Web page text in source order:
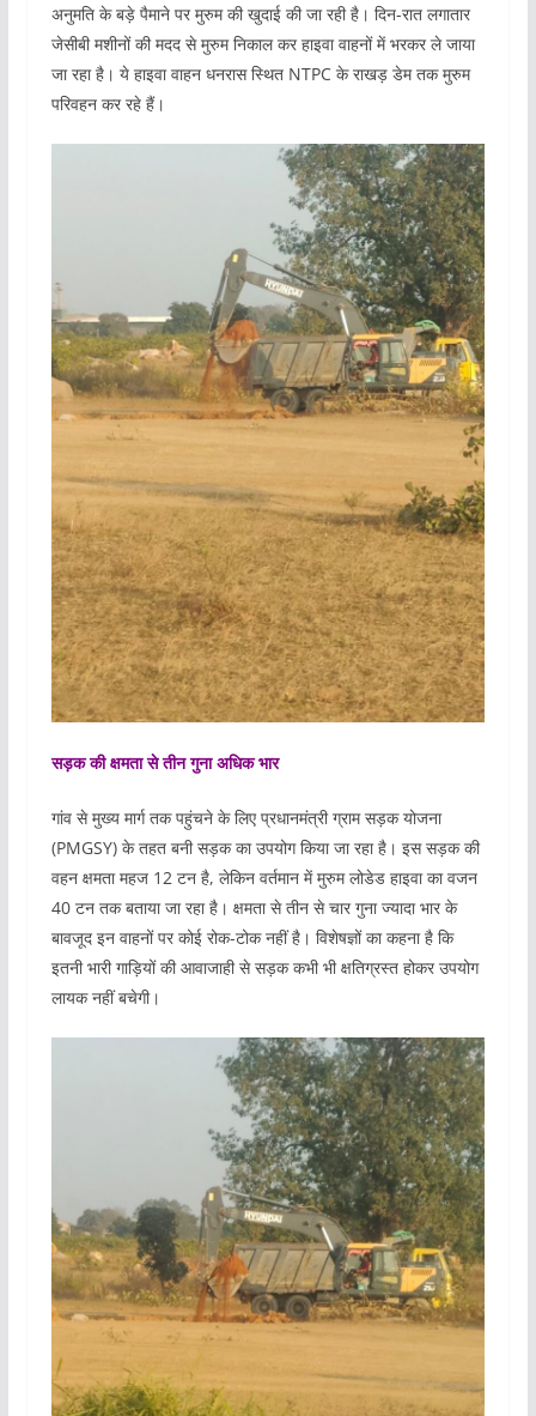
अनुमति के बड़े पैमाने पर मुरुम की खुदाई की जा रही है। दिन-रात लगातार
जेसीबी मशीनों की मदद से मुरुम निकाल कर हाइवा वाहनों में भरकर ले जाया
जा रहा है। ये हाइवा वाहन धनरास स्थित NTPC के राखड़ डेम तक मुरुम
परिवहन कर रहे हैं।
सड़क की क्षमता से तीन गुना अधिक भार
गांव से मुख्य मार्ग तक पहुंचने के लिए प्रधानमंत्री ग्राम सड़क योजना
(PMGSY) के तहत बनी सड़क का उपयोग किया जा रहा है। इस सड़क की
वहन क्षमता महज 12 टन है, लेकिन वर्तमान में मुरुम लोडेड हाइवा का वजन
40 टन तक बताया जा रहा है। क्षमता से तीन से चार गुना ज्यादा भार के
बावजूद इन वाहनों पर कोई रोक-टोक नहीं है। विशेषज्ञों का कहना है कि
इतनी भारी गाड़ियों की आवाजाही से सड़क कभी भी क्षतिग्रस्त होकर उपयोग
लायक नहीं बचेगी।